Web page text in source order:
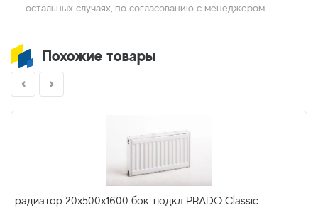
остальных случаях, по согласованию с менеджером.
Похожие товары
радиатор 20x500х1600 бок..подкл PRADO Classic